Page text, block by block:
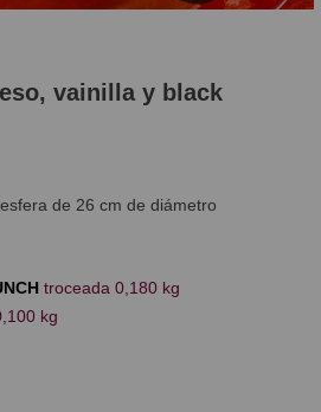
vainilla y black
de 26 cm de diámetro
troceada 0,180 kg
kg